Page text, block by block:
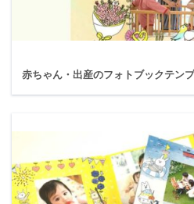
赤ちゃん・出産のフォトブックテン